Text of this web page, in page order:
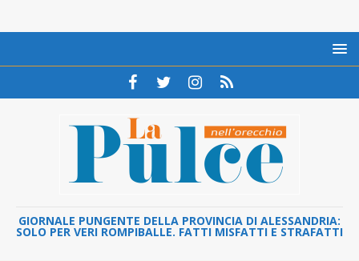
GIORNALE PUNGENTE DELLA PROVINCIA DI ALESSANDRIA:
SOLO PER VERI ROMPIBALLE. FATTI MISFATTI E STRAFATTI